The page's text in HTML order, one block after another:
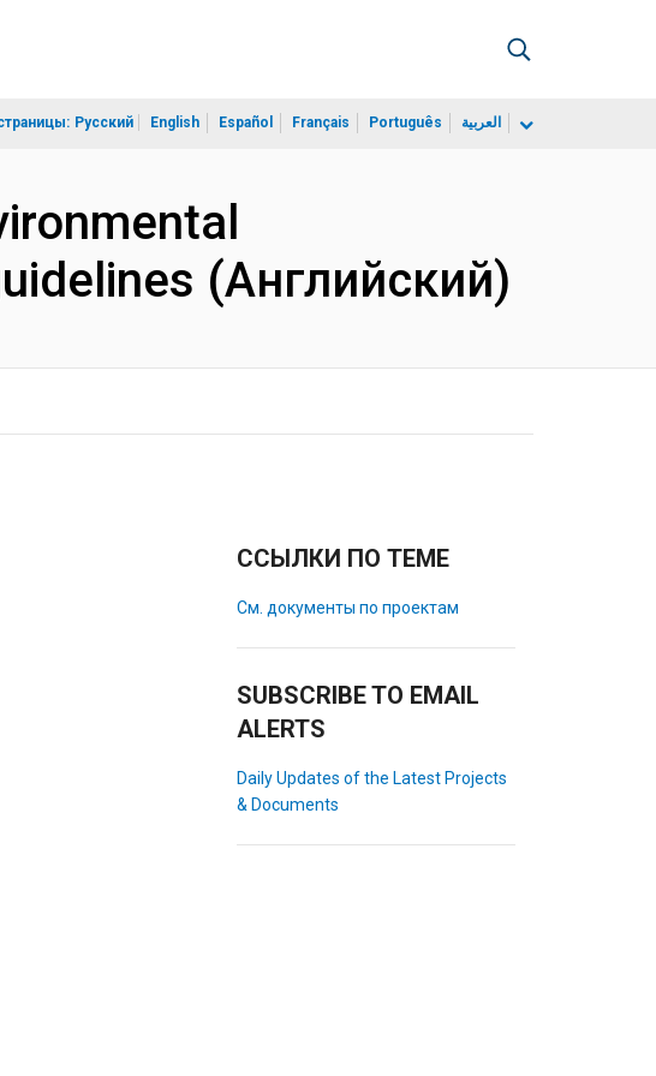
Русский English Español Français Português العربية
(Английский)
ССЫЛКИ ПО ТЕМЕ
См. документы по проектам
SUBSCRIBE TO EMAIL
ALERTS
Daily Updates of the Latest Projects
& Documents